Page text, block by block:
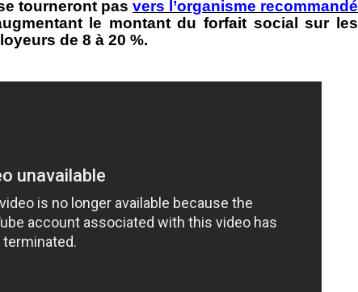
tourneront pas vers l’organisme recommandé
le montant du forfait social sur les
de 8 à 20 %.